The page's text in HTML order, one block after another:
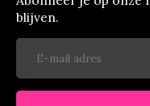
blijven.